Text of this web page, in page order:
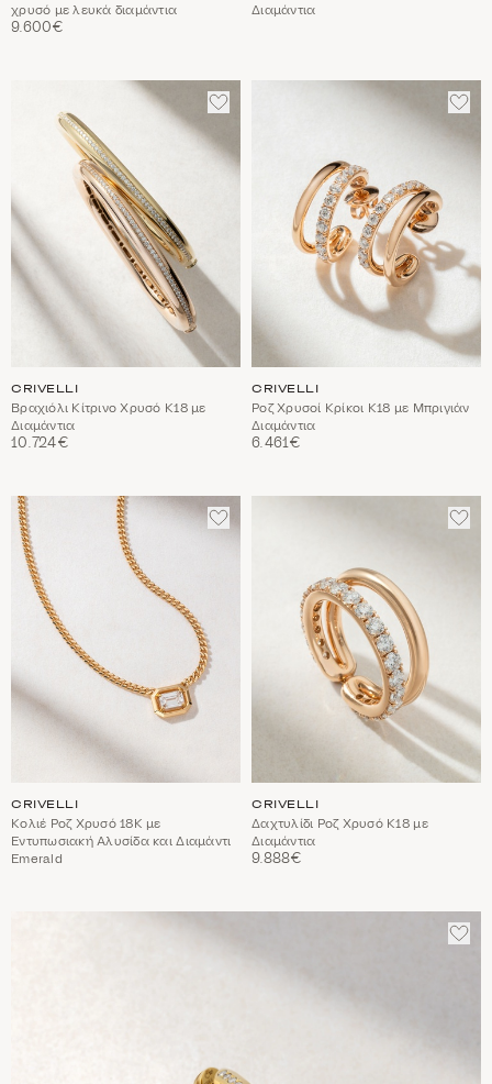
χρυσό με λευκά διαμάντια
9.600€
Διαμάντια
ΠΡΟΣΘΈΣΤΕ
ΣΤΑ
CRIVELLI
Βραχιόλι Κίτρινο Χρυσό Κ18 με
Διαμάντια
10.724€
ΣΤΑ
CRIVELLI
Ροζ Χρυσοί Κρίκοι Κ18 με Μπριγιάν
Διαμάντια
6.461€
ΠΡΟΣΘΈΣΤΕ
ΣΤΑ
CRIVELLI
Κολιέ Ροζ Χρυσό 18Κ με
Εντυπωσιακή Αλυσίδα και Διαμάντι
Emerald
ΣΤΑ
CRIVELLI
Δαχτυλίδι Ροζ Χρυσό Κ18 με
Διαμάντια
9.888€
ΣΤΑ